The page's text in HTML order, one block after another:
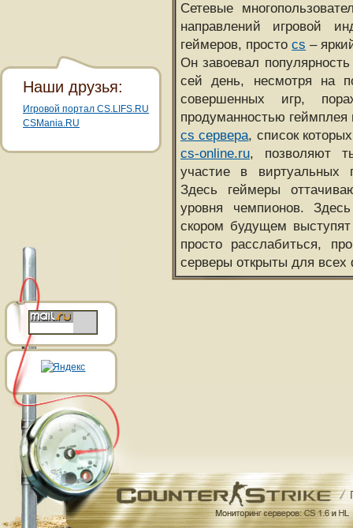
Сетевые
направлений игровой
геймеров, простоcs –
Он завоевал
сей день, несмотря на
совершенных игр,
продуманностью
cs сервера, список
cs-online.ru, позволяют
участие в виртуальных
Здесь геймеры
уровня чемпионов.
скором будущем
просто расслабиться,
серверы открыты для всех
Наши друзья:
Игровой портал CS.LIFS.RU
CSMania.RU